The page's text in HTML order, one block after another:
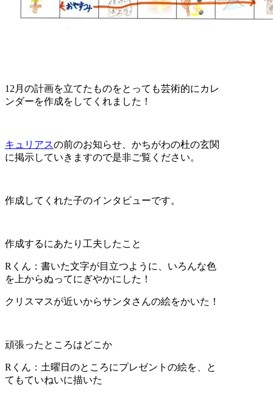
12月の計画を立てたものをとっても芸術的にカレ
ンダーを作成をしてくれました！
キュリアスの前のお知らせ、かちがわの杜の玄関
に掲示していきますので是非ご覧ください。
作成してくれた子のインタビューです。
作成するにあたり工夫したこと
Rくん：書いた文字が目立つように、いろんな色
を上からぬってにぎやかにした！
クリスマスが近いからサンタさんの絵をかいた！
頑張ったところはどこか
Rくん：土曜日のところにプレゼントの絵を、と
てもていねいに描いた